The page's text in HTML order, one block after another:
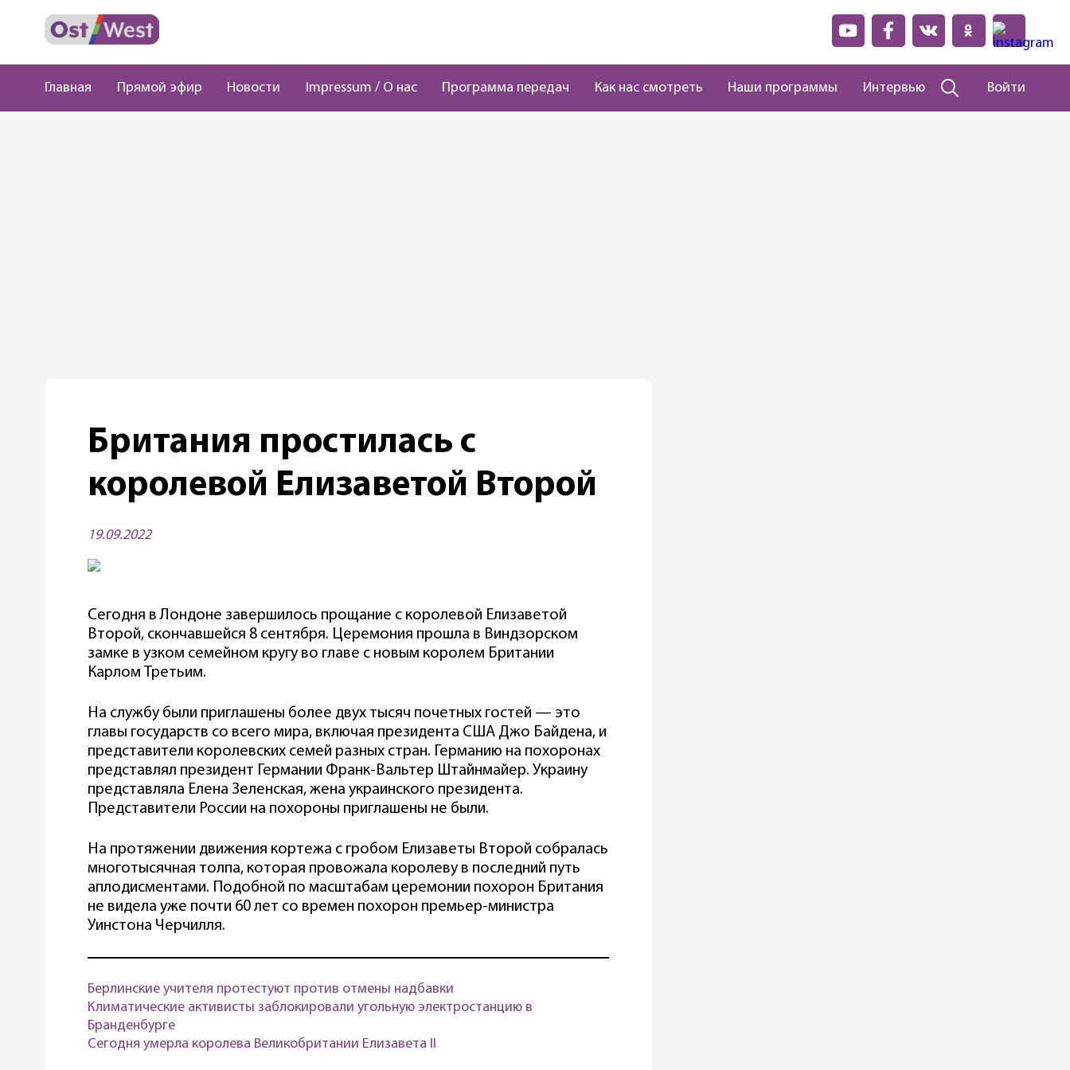
Главная Прямой эфир Новости Impressum / О нас Программа передач Как нас смотреть Наши программы Интервью Войти
Британия простилась с
королевой Елизаветой Второй
19.09.2022
Сегодня в Лондоне завершилось прощание с королевой Елизаветой
Второй, скончавшейся 8 сентября. Церемония прошла в Виндзорском
замке в узком семейном кругу во главе с новым королем Британии
Карлом Третьим.
На службу были приглашены более двух тысяч почетных гостей — это
главы государств со всего мира, включая президента США Джо Байдена, и
представители королевских семей разных стран. Германию на похоронах
представлял президент Германии Франк-Вальтер Штайнмайер. Украину
представляла Елена Зеленская, жена украинского президента.
Представители России на похороны приглашены не были.
На протяжении движения кортежа с гробом Елизаветы Второй собралась
многотысячная толпа, которая провожала королеву в последний путь
аплодисментами. Подобной по масштабам церемонии похорон Британия
не видела уже почти 60 лет со времен похорон премьер-министра
Уинстона Черчилля.
Берлинские учителя протестуют против отмены надбавки
Климатические активисты заблокировали угольную электростанцию в
Бранденбурге
Сегодня умерла королева Великобритании Елизавета II